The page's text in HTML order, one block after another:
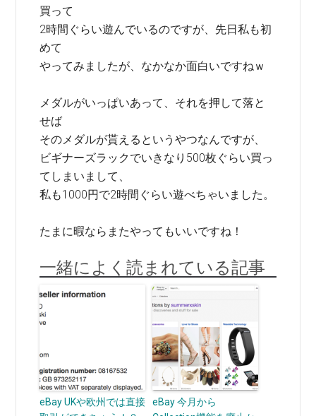
買って
2時間ぐらい遊んでいるのですが、先日私も初
めて
やってみましたが、なかなか面白いですねｗ
メダルがいっぱいあって、それを押して落と
せば
そのメダルが貰えるというやつなんですが、
ビギナーズラックでいきなり500枚ぐらい買っ
てしまいまして、
私も1000円で2時間ぐらい遊べちゃいました。
たまに暇ならまたやってもいいですね！
一緒によく読まれている記事
eBay UKや欧州では直接
eBay 今月から